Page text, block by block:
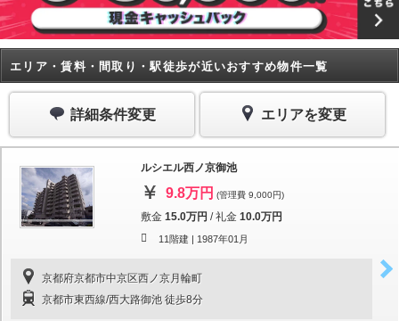
エリア・賃料・間取り・駅徒歩が近いおすすめ物件一覧
詳細条件変更 エリアを変更
ルシエル西ノ京御池
9.8万円 (管理費 9,000円)
敷金 15.0万円 /礼金 10.0万円
11階建 | 1987年01月
京都府京都市中京区西ノ京月輪町
京都市東西線/西大路御池 徒歩8分